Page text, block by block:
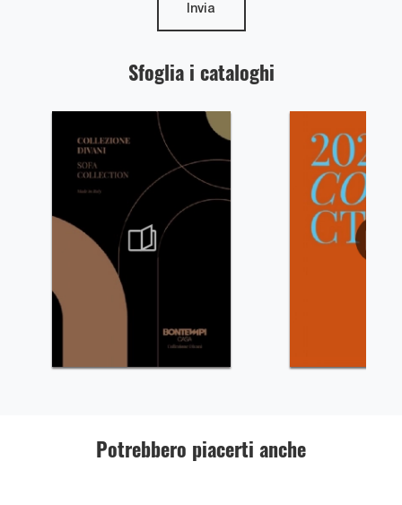
Sfoglia i cataloghi
Invia
Potrebbero piacerti anche